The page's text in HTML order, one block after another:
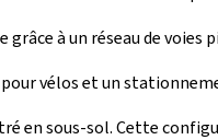
à un réseau de voies
vélos et un
en sous-sol. Cette